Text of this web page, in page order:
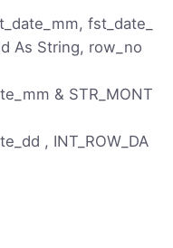
fst_date_
As String, row_no
& STR_MONT
, INT_ROW_DA